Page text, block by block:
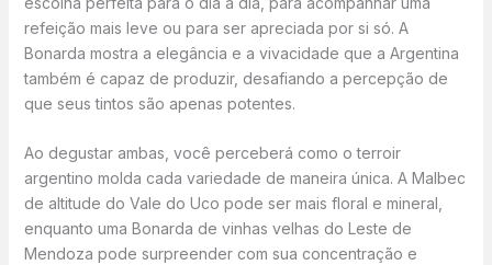
refeição mais leve ou para ser apreciada por si só. A
Bonarda mostra a elegância e a vivacidade que a Argentina
também é capaz de produzir, desafiando a percepção de
que seus tintos são apenas potentes.
Ao degustar ambas, você perceberá como o terroir
argentino molda cada variedade de maneira única. A Malbec
de altitude do Vale do Uco pode ser mais floral e mineral,
enquanto uma Bonarda de vinhas velhas do Leste de
Mendoza pode surpreender com sua concentração e